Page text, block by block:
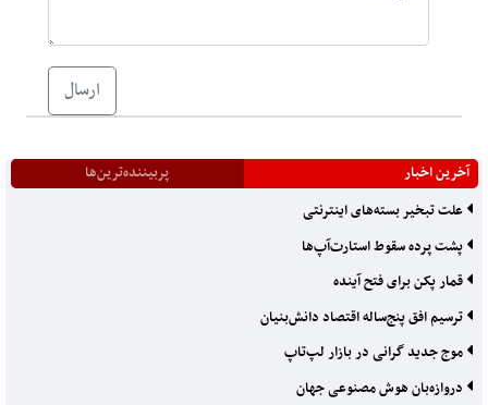
ارسال
آخرین اخبار
پربیننده‌ترین‌ها
علت تبخیر بسته‌های اینترنتی
پشت پرده سقوط استارت‌آپ‌ها
قمار پکن برای فتح آینده
ترسیم افق پنج‌ساله اقتصاد دانش‌بنیان
موج جدید گرانی در بازار لپ‌تاپ
دروازه‌بان هوش مصنوعی جهان